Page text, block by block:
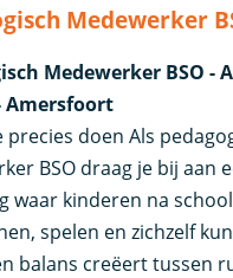
Medewerker
Medewerker BSO -
Amersfoort
precies doen Als
BSO draag je bij aan
waar kinderen na
spelen en zichzelf
balans creëert tussen